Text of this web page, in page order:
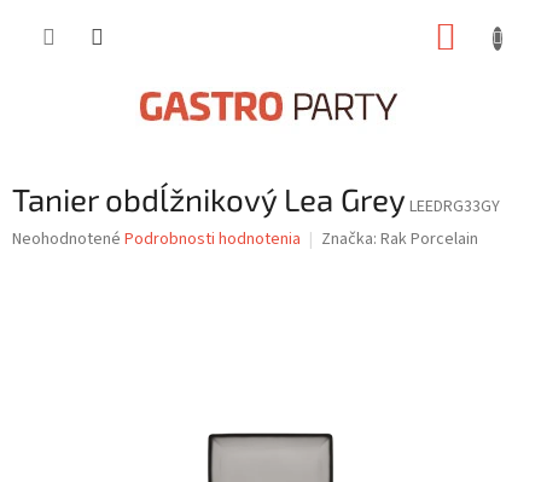
Tanier obdĺžnikový Lea Grey LEEDRG33GY
Priemerné
Neohodnotené Podrobnosti hodnotenia Značka: Rak Porcelain